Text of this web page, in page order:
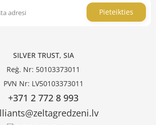
Pieteikties
SILVER TRUST, SIA
Reģ. Nr: 50103373011
PVN Nr: LV50103373011
+371 2 772 8 993